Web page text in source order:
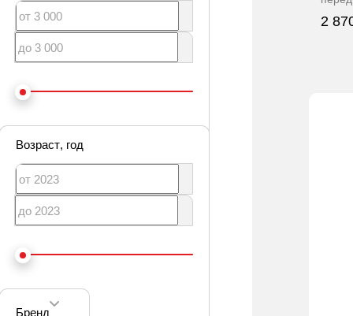
Возраст, год
Бренд
2